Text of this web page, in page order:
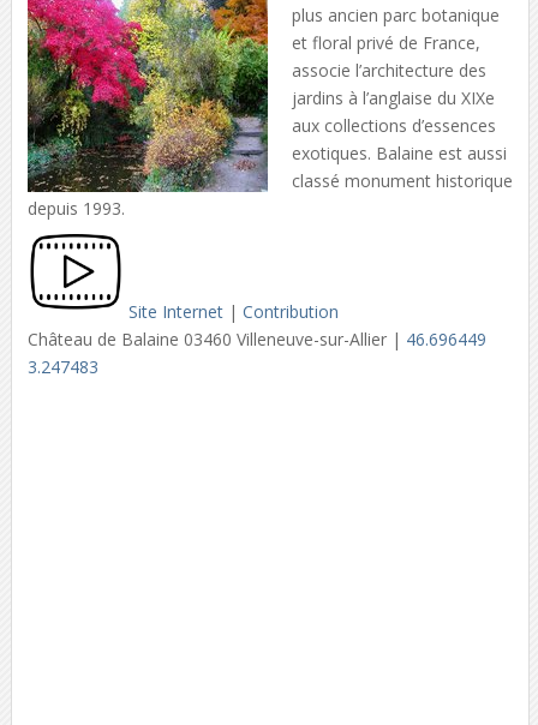
plus ancien parc botanique
et floral privé de France,
associe l’architecture des
jardins à l’anglaise du XIXe
aux collections d’essences
exotiques. Balaine est aussi
classé monument historique
depuis 1993.
Site Internet| Contribution
Château de Balaine 03460 Villeneuve-sur-Allier | 46.696449
3.247483